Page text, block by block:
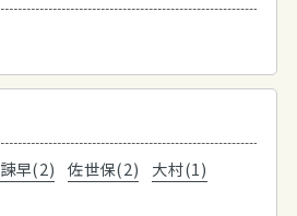
諫早(2) 佐世保(2)
大村(1)